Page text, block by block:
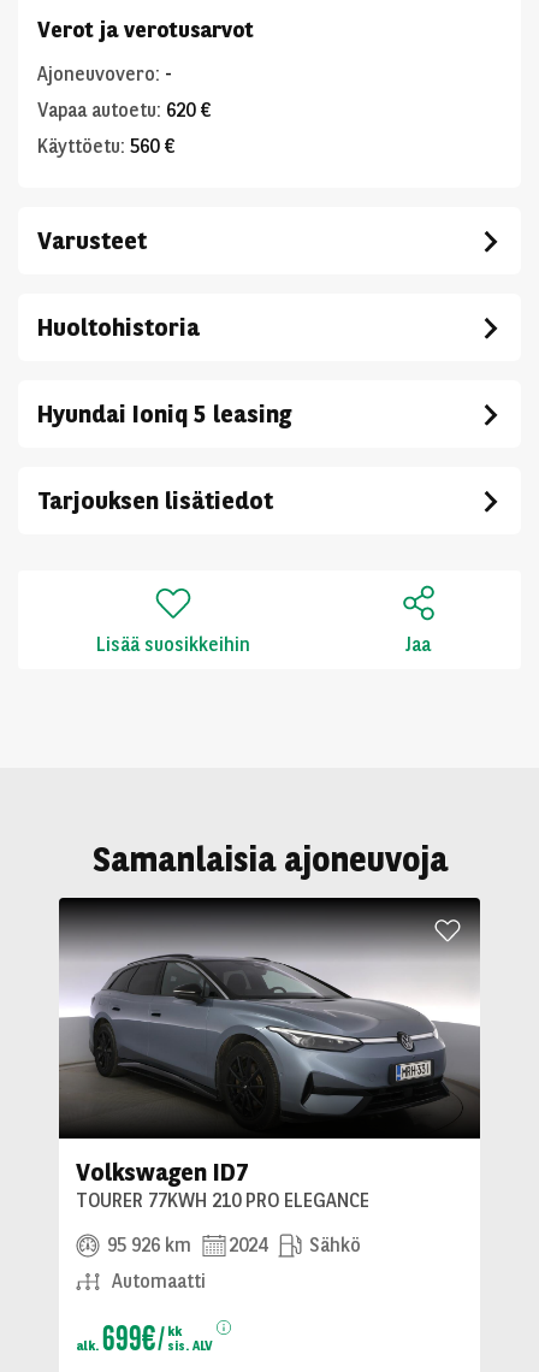
Verot ja verotusarvot
Ajoneuvovero: -
Vapaa autoetu: 620 €
Käyttöetu: 560 €
Varusteet
Huoltohistoria
Hyundai Ioniq 5 leasing
Tarjouksen lisätiedot
Lisää suosikkeihin Jaa
Samanlaisia ajoneuvoja
Volkswagen ID7
TOURER 77KWH 210 PRO ELEGANCE
95 926 km
2024
Sähkö
Automaatti
alk. 699€
kk
sis. ALV